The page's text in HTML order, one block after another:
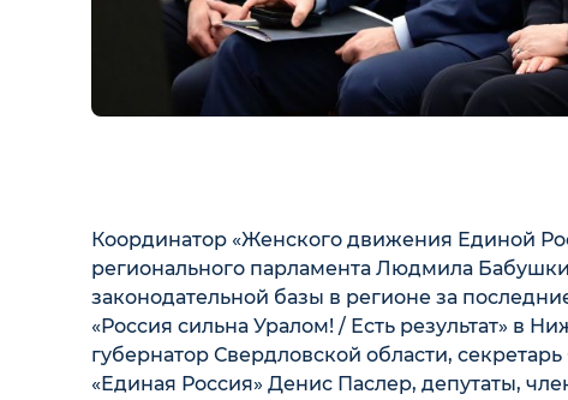
Координатор «Женского движения Единой
регионального парламента Людмила
законодательной базы в регионе за
«Россия сильна Уралом! / Есть результат» в
губернатор Свердловской области,
«Единая Россия» Денис Паслер, депутаты,